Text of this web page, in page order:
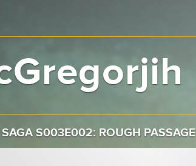
S003E002: ROUGH PASSAGE